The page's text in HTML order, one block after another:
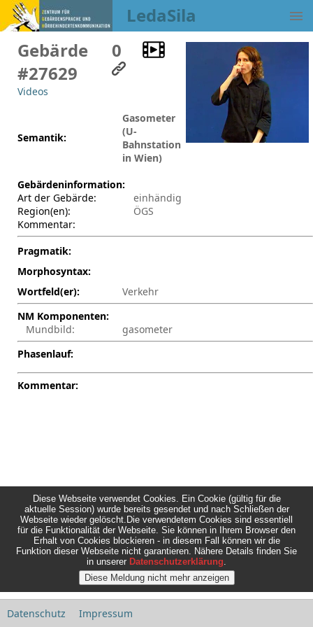
LedaSila
Gebärde
#27629
Videos
0
Semantik:
Gasometer
(U-
Bahnstation
in Wien)
Gebärdeninformation:
Art der Gebärde:
einhändig
Region(en):
ÖGS
Kommentar:
Pragmatik:
Morphosyntax:
Wortfeld(er):
Verkehr
NM Komponenten:
Mundbild:
gasometer
Phasenlauf:
Kommentar:
Datenschutz Impressum
Diese Webseite verwendet Cookies. Ein Cookie (gültig für die
aktuelle Session) wurde bereits gesendet und nach Schließen der
Webseite wieder gelöscht.Die verwendetem Cookies sind essentiell
für die Funktionalität der Webseite. Sie können in Ihrem Browser den
Erhalt von Cookies blockieren - in diesem Fall können wir die
Funktion dieser Webseite nicht garantieren. Nähere Details finden Sie
in unserer Datenschutzerklärung.